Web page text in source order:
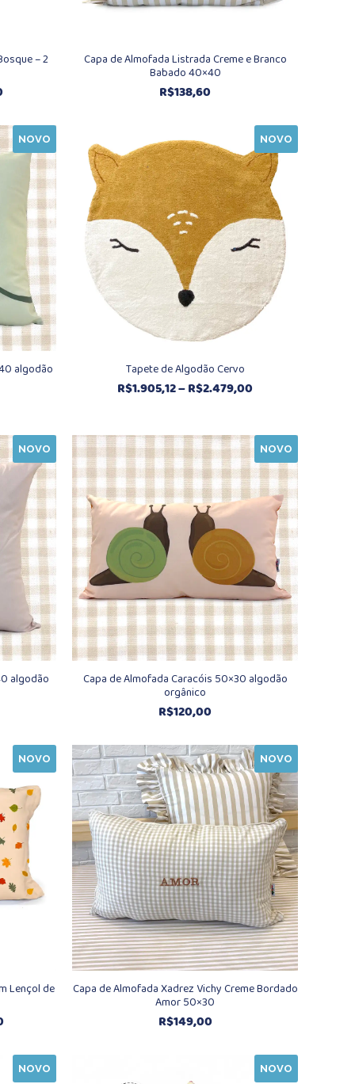
– 2
Faixa
preço:
R$237,40
através
R$478,70
Capa de Almofada Listrada Creme e Branco
Babado 40×40
R$138,60
NOVO
algodão
NOVO
Tapete de Algodão Cervo
R$1.905,12–R$2.479,00
R$1.905,12
através
R$2.479,00
NOVO
algodão
NOVO
Capa de Almofada Caracóis 50×30 algodão
orgânico
R$120,00
NOVO
Lençol de
Faixa
preço:
R$336,80
NOVO
Capa de Almofada Xadrez Vichy Creme Bordado
Amor 50×30
R$149,00
NOVO NOVO